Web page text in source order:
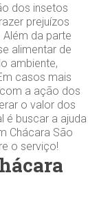
dos insetos
prejuízos
da parte
alimentar de
ambiente,
casos mais
a ação dos
o valor dos
é buscar a ajuda
Chácara São
o serviço!